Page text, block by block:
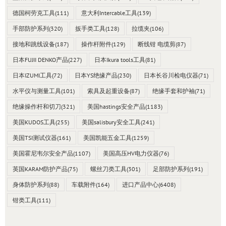
德国柯劳克工具(111) 意大利Intercable工具(139)
手部防护系列(320) 扳手类工具(128) 拉缆夹(106)
接地和跳线设备(187) 操作杆附件(129) 断线钳 电缆剪(87)
日本FUJII DENKO产品(227) 日本Ikura tools工具(81)
日本IZUMI工具(72) 日本YS绝缘产品(230) 日本长谷川检电仪器(71)
水平仪与测量工具(101) 索具及起重设备(87) 绝缘手套和护袖(71)
绝缘操作杆和切刀(321) 美国hastings安全产品(1183)
美国KUDOS工具(255) 美国salisbury安全工具(241)
美国TSI测试仪器(161) 美国凯能五金工具(1259)
美国霍尼韦尔安全产品(1107) 美国高压HV电力仪器(76)
英国KARAM防护产品(75) 螺丝刀类工具(301) 足部防护系列(191)
身体防护系列(88) 车载附件(164) 进口产品中心(6408)
钳类工具(111)